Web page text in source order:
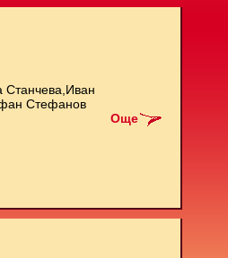
Станчева,Иван
Стефанов
Още